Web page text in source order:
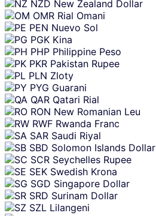
NZD New Zealand Dollar
OMR Rial Omani
PEN Nuevo Sol
PGK Kina
PHP Philippine Peso
PKR Pakistan Rupee
PLN Zloty
PYG Guarani
QAR Qatari Rial
RON New Romanian Leu
RWF Rwanda Franc
SAR Saudi Riyal
SBD Solomon Islands Dollar
SCR Seychelles Rupee
SEK Swedish Krona
SGD Singapore Dollar
SRD Surinam Dollar
SZL Lilangeni